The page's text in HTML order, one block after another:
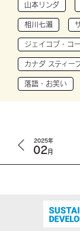
山本リンダ
相川七瀬
ジェイコブ・コ
カナダ スティー
落語・お笑い
2025年
02月